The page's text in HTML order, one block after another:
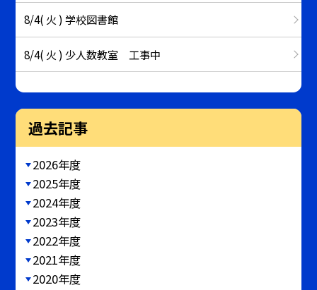
8/4( 火 ) 学校図書館
8/4( 火 ) 少人数教室 工事中
過去記事
2026年度
2025年度
2024年度
2023年度
2022年度
2021年度
2020年度